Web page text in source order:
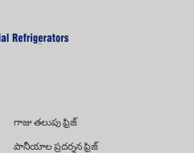
గాజు తలుపు ఫ్రిజ్
పానీయాల ప్రదర్శన ఫ్రిజ్